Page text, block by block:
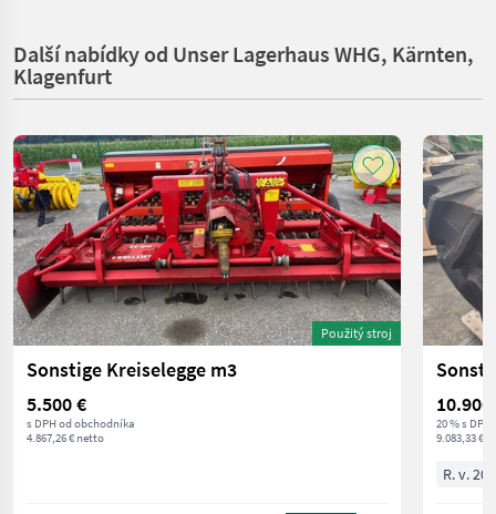
Další nabídky od Unser Lagerhaus WHG, Kärnten,
Klagenfurt
Použitý stroj
Sonstige Kreiselegge m3
5.500 €
s DPH od obchodníka
4.867,26 € netto
10.900
20 % s DPH
9.083,33 €
R. v.